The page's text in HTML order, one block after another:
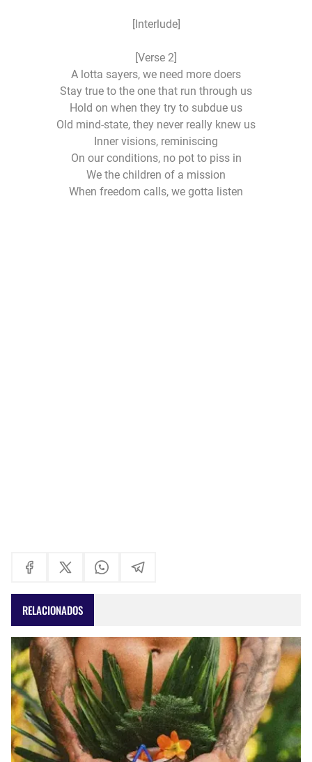
[Interlude]
[Verse 2]
A lotta sayers, we need more doers
Stay true to the one that run through us
Hold on when they try to subdue us
Old mind-state, they never really knew us
Inner visions, reminiscing
On our conditions, no pot to piss in
We the children of a mission
When freedom calls, we gotta listen
RELACIONADOS